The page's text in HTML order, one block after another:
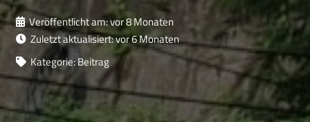
Veröffentlicht am:vor 8 Monaten
Zuletzt aktualisiert:vor 6 Monaten
Kategorie:Beitrag